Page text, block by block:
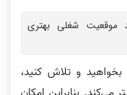
موقعیت شغلی بهتری
بخواهید و تلاش کنید،